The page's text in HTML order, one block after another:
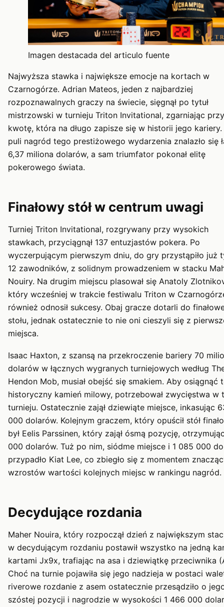
Imagen destacada del articulo fuente
Najwyższa stawka i największe emocje na kortach w
Czarnogórze. Adrian Mateos, jeden z najbardziej
rozpoznawalnych graczy na świecie, sięgnął po tytuł
mistrzowski w turnieju Triton Invitational, zgarniając
kwotę, która na długo zapisze się w historii jego kariery.
puli nagród tego prestiżowego wydarzenia znalazło się
6,37 miliona dolarów, a sam triumfator pokonał elitę
pokerowego świata.
Finałowy stół w centrum uwagi
Turniej Triton Invitational, rozgrywany przy wysokich
stawkach, przyciągnął 137 entuzjastów pokera. Po
wyczerpującym pierwszym dniu, do gry przystąpiło już
12 zawodników, z solidnym prowadzeniem w stacku
Nouiry. Na drugim miejscu plasował się Anatoly
który wcześniej w trakcie festiwalu Triton w
również odnosił sukcesy. Obaj gracze dotarli do
stołu, jednak ostatecznie to nie oni cieszyli się z
miejsca.
Isaac Haxton, z szansą na przekroczenie bariery 70
dolarów w łącznych wygranych turniejowych według
Hendon Mob, musiał obejść się smakiem. Aby osiągnąć
historyczny kamień milowy, potrzebował zwycięstwa w
turnieju. Ostatecznie zajął dziewiąte miejsce, inkasując
000 dolarów. Kolejnym graczem, który opuścił stół
był Eelis Parssinen, który zajął ósmą pozycję,
000 dolarów. Tuż po nim, siódme miejsce i 1 085 000
przypadło Kiat Lee, co zbiegło się z momentem
wzrostów wartości kolejnych miejsc w rankingu nagród.
Decydujące rozdania
Maher Nouira, który rozpoczął dzień z największym
w decydującym rozdaniu postawił wszystko na jedną
kartami Jx9x, trafiając na asa i dziewiątkę przeciwnika
Choć na turnie pojawiła się jego nadzieja w postaci
riverowe rozdanie z asem ostatecznie przesądziło o
szóstej pozycji i nagrodzie w wysokości 1 466 000